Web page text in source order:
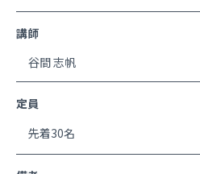
講師
谷間 志帆
定員
先着30名